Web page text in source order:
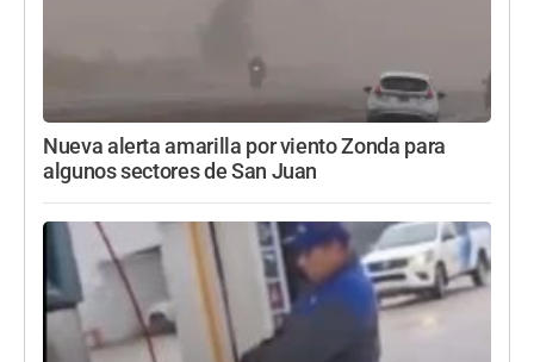
Nueva alerta amarilla por viento Zonda para
algunos sectores de San Juan